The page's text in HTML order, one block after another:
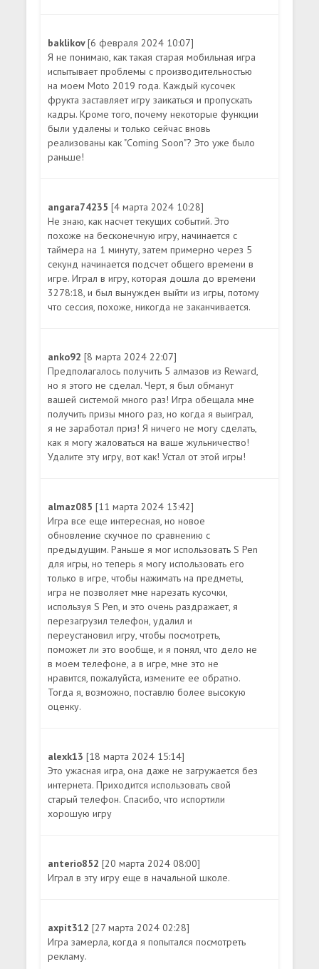
baklikov[6 февраля 2024 10:07]
Я не понимаю, как такая старая мобильная игра
испытывает проблемы с производительностью
на моем Moto 2019 года. Каждый кусочек
фрукта заставляет игру заикаться и пропускать
кадры. Кроме того, почему некоторые функции
были удалены и только сейчас вновь
реализованы как "Coming Soon"? Это уже было
раньше!
angara74235[4 марта 2024 10:28]
Не знаю, как насчет текущих событий. Это
похоже на бесконечную игру, начинается с
таймера на 1 минуту, затем примерно через 5
секунд начинается подсчет общего времени в
игре. Играл в игру, которая дошла до времени
3278:18, и был вынужден выйти из игры, потому
что сессия, похоже, никогда не заканчивается.
anko92[8 марта 2024 22:07]
Предполагалось получить 5 алмазов из Reward,
но я этого не сделал. Черт, я был обманут
вашей системой много раз! Игра обещала мне
получить призы много раз, но когда я выиграл,
я не заработал приз! Я ничего не могу сделать,
как я могу жаловаться на ваше жульничество!
Удалите эту игру, вот как! Устал от этой игры!
almaz085[11 марта 2024 13:42]
Игра все еще интересная, но новое
обновление скучное по сравнению с
предыдущим. Раньше я мог использовать S Pen
для игры, но теперь я могу использовать его
только в игре, чтобы нажимать на предметы,
игра не позволяет мне нарезать кусочки,
используя S Pen, и это очень раздражает, я
перезагрузил телефон, удалил и
переустановил игру, чтобы посмотреть,
поможет ли это вообще, и я понял, что дело не
в моем телефоне, а в игре, мне это не
нравится, пожалуйста, измените ее обратно.
Тогда я, возможно, поставлю более высокую
оценку.
alexk13[18 марта 2024 15:14]
Это ужасная игра, она даже не загружается без
интернета. Приходится использовать свой
старый телефон. Спасибо, что испортили
хорошую игру
anterio852[20 марта 2024 08:00]
Играл в эту игру еще в начальной школе.
axpit312[27 марта 2024 02:28]
Игра замерла, когда я попытался посмотреть
рекламу.